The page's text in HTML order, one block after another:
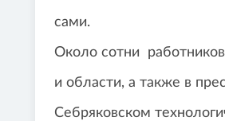
сами.
Около сотни
и области, а также в
Себряковском